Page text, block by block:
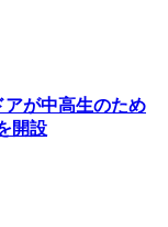
アが中高生のため
開設